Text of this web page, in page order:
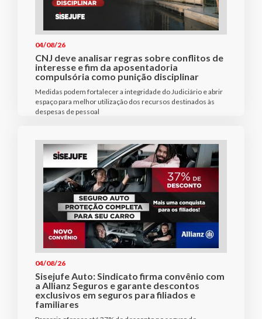
04/08/26
CNJ deve analisar regras sobre conflitos de
interesse e fim da aposentadoria
compulsória como punição disciplinar
Medidas podem fortalecer a integridade do Judiciário e abrir
espaço para melhor utilização dos recursos destinados às
despesas de pessoal
04/08/26
Sisejufe Auto: Sindicato firma convênio com
a Allianz Seguros e garante descontos
exclusivos em seguros para filiados e
familiares